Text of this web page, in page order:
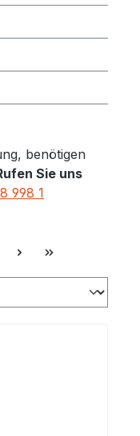
benötigen
Sie uns
998 1